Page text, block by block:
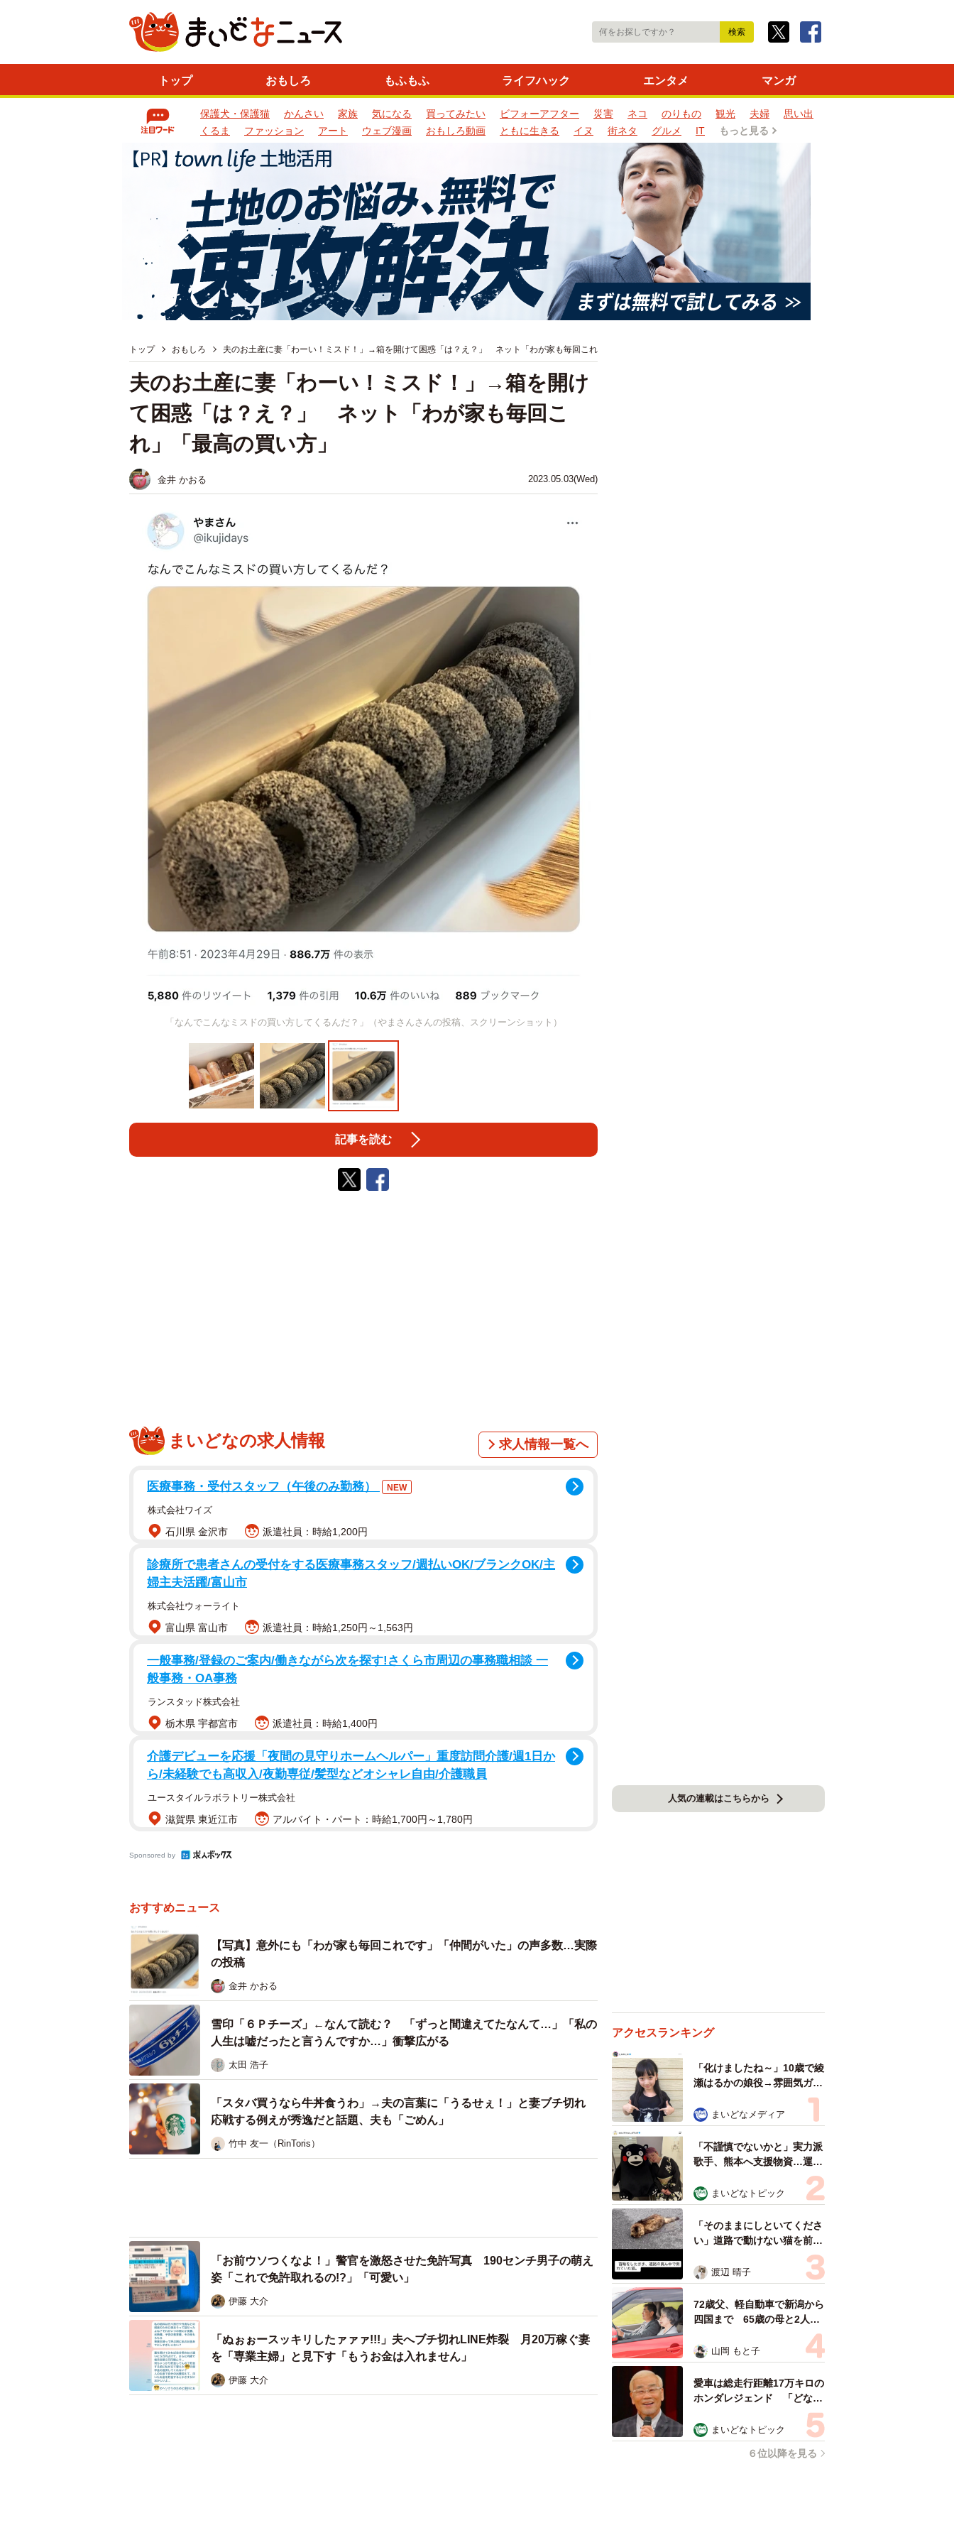
トップ おもしろ もふもふ ライフハック エンタメ マンガ
保護犬・保護猫 かんさい 家族 気になる 買ってみたい ビフォーアフター 災害 ネコ のりもの 観光 夫婦
思い出
くるま
ファッション アート ウェブ漫画 おもしろ動画 ともに生きる イヌ 街ネタ グルメ IT もっと見る
トップ おもしろ 夫のお土産に妻「わーい！ミスド！」→箱を開けて困惑「は？え？」 ネット「わが家も毎回これ
2023.05.03(Wed)
夫のお土産に妻「わーい！ミスド！」→箱を開け
て困惑「は？え？」 ネット「わが家も毎回こ
れ」「最高の買い方」
金井 かおる
「なんでこんなミスドの買い方してくるんだ？」（やまさんさんの投稿、スクリーンショット）
記事を読む
まいどなの求人情報 求人情報一覧へ
医療事務・受付スタッフ（午後のみ勤務） NEW
株式会社ワイズ
石川県 金沢市 派遣社員：時給1,200円
診療所で患者さんの受付をする医療事務スタッフ/週払いOK/ブランクOK/主
婦主夫活躍/富山市
株式会社ウォーライト
富山県 富山市 派遣社員：時給1,250円～1,563円
一般事務/登録のご案内/働きながら次を探す!さくら市周辺の事務職相談 一
般事務・OA事務
ランスタッド株式会社
栃木県 宇都宮市 派遣社員：時給1,400円
介護デビューを応援「夜間の見守りホームヘルパー」重度訪問介護/週1日か
ら/未経験でも高収入/夜勤専従/髪型などオシャレ自由/介護職員
ユースタイルラボラトリー株式会社
滋賀県 東近江市 アルバイト・パート：時給1,700円～1,780円
Sponsored by
おすすめニュース
【写真】意外にも「わが家も毎回これです」「仲間がいた」の声多数…実際
の投稿
金井 かおる
雪印「６Ｐチーズ」←なんて読む？ 「ずっと間違えてたなんて…」「私の
人生は嘘だったと言うんですか…」衝撃広がる
太田 浩子
「スタバ買うなら牛丼食うわ」→夫の言葉に「うるせぇ！」と妻ブチ切れ
応戦する例えが秀逸だと話題、夫も「ごめん」
竹中 友一（RinToris）
「ぬぉぉースッキリしたァァァ!!!」夫へブチ切れLINE炸裂 月20万稼ぐ妻
を「専業主婦」と見下す「もうお金は入れません」
伊藤 大介